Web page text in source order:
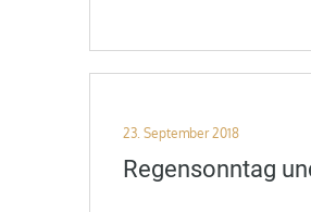
Posted
on
23. September 2018
Regensonntag